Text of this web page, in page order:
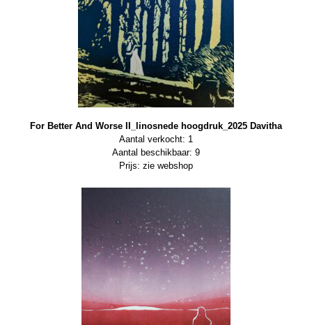
For Better And Worse II_linosnede hoogdruk_2025 Davitha
Aantal verkocht: 1
Aantal beschikbaar: 9
Prijs: zie webshop